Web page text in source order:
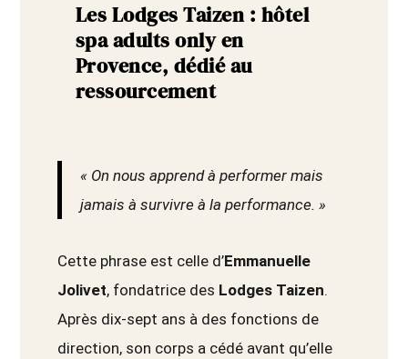
Les Lodges Taizen : hôtel
spa adults only en
Provence, dédié au
ressourcement
« On nous apprend à performer mais
jamais à survivre à la performance. »
Cette phrase est celle d’Emmanuelle
Jolivet, fondatrice des Lodges Taizen.
Après dix-sept ans à des fonctions de
direction, son corps a cédé avant qu’elle